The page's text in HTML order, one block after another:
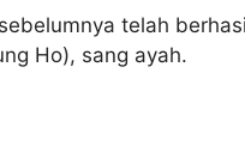
telah
Ho), sang ayah.